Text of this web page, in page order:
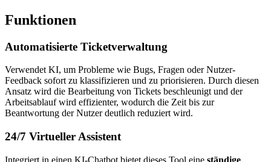
Funktionen
Automatisierte Ticketverwaltung
Verwendet KI, um Probleme wie Bugs, Fragen oder Nutzer-
Feedback sofort zu klassifizieren und zu priorisieren. Durch diesen
Ansatz wird die Bearbeitung von Tickets beschleunigt und der
Arbeitsablauf wird effizienter, wodurch die Zeit bis zur
Beantwortung der Nutzer deutlich reduziert wird.
24/7 Virtueller Assistent
Integriert in einen KI-Chatbot bietet dieses Tool eine ständige